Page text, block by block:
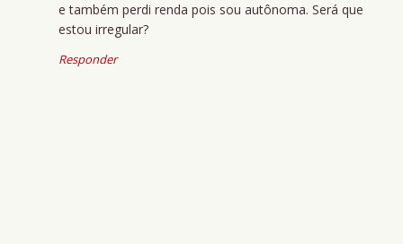
e também perdi renda pois sou autônoma. Será que
estou irregular?
Responder